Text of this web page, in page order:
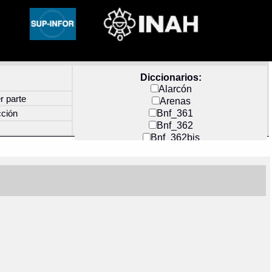
Diccionarios:
Alarcón
Arenas
Bnf_361
Bnf_362
Bnf_362bis
Docs_México
parte